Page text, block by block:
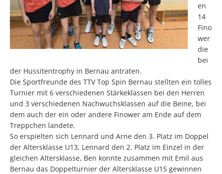
en
14
Fino
wer
die
bei
der Hussitentrophy in Bernau antraten.
Die Sportfreunde des TTV Top Spin Bernau stellten ein tolles
Turnier mit 6 verschiedenen Stärkeklassen bei den Herren
und 3 verschiedenen Nachwuchsklassen auf die Beine, bei
dem auch der ein oder andere Finower am Ende auf dem
Treppchen landete.
So erspielten sich Lennard und Arne den 3. Platz im Doppel
der Altersklasse U13, Lennard den 2. Platz im Einzel in der
gleichen Altersklasse, Ben konnte zusammen mit Emil aus
Bernau das Doppelturnier der Altersklasse U15 gewinnen